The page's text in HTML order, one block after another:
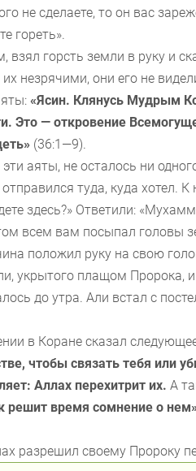
не сделаете, то он вас
гореть».
горсть земли в руку и
незрячими, они его не
«Ясин. Клянусь Мудрым
Это — откровение
(36:1—9).
аяты, не осталось ни
туда, куда хотел. К
здесь?» Ответили:
всем вам посыпал головы
положил руку на свою
укрытого плащом Пророка,
до утра. Али встал с
в Коране сказал
чтобы связать тебя или
Аллах перехитрит их. А
решит время сомнение о
разрешил своему Пророку